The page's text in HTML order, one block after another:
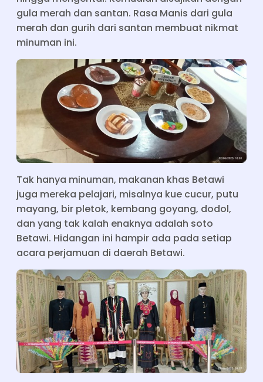
gula merah dan santan. Rasa Manis dari gula
merah dan gurih dari santan membuat nikmat
minuman ini.
Tak hanya minuman, makanan khas Betawi
juga mereka pelajari, misalnya kue cucur, putu
mayang, bir pletok, kembang goyang, dodol,
dan yang tak kalah enaknya adalah soto
Betawi. Hidangan ini hampir ada pada setiap
acara perjamuan di daerah Betawi.